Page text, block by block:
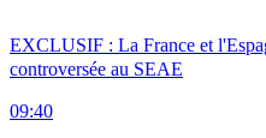
EXCLUSIF : La France et
controversée au SEAE
09:40